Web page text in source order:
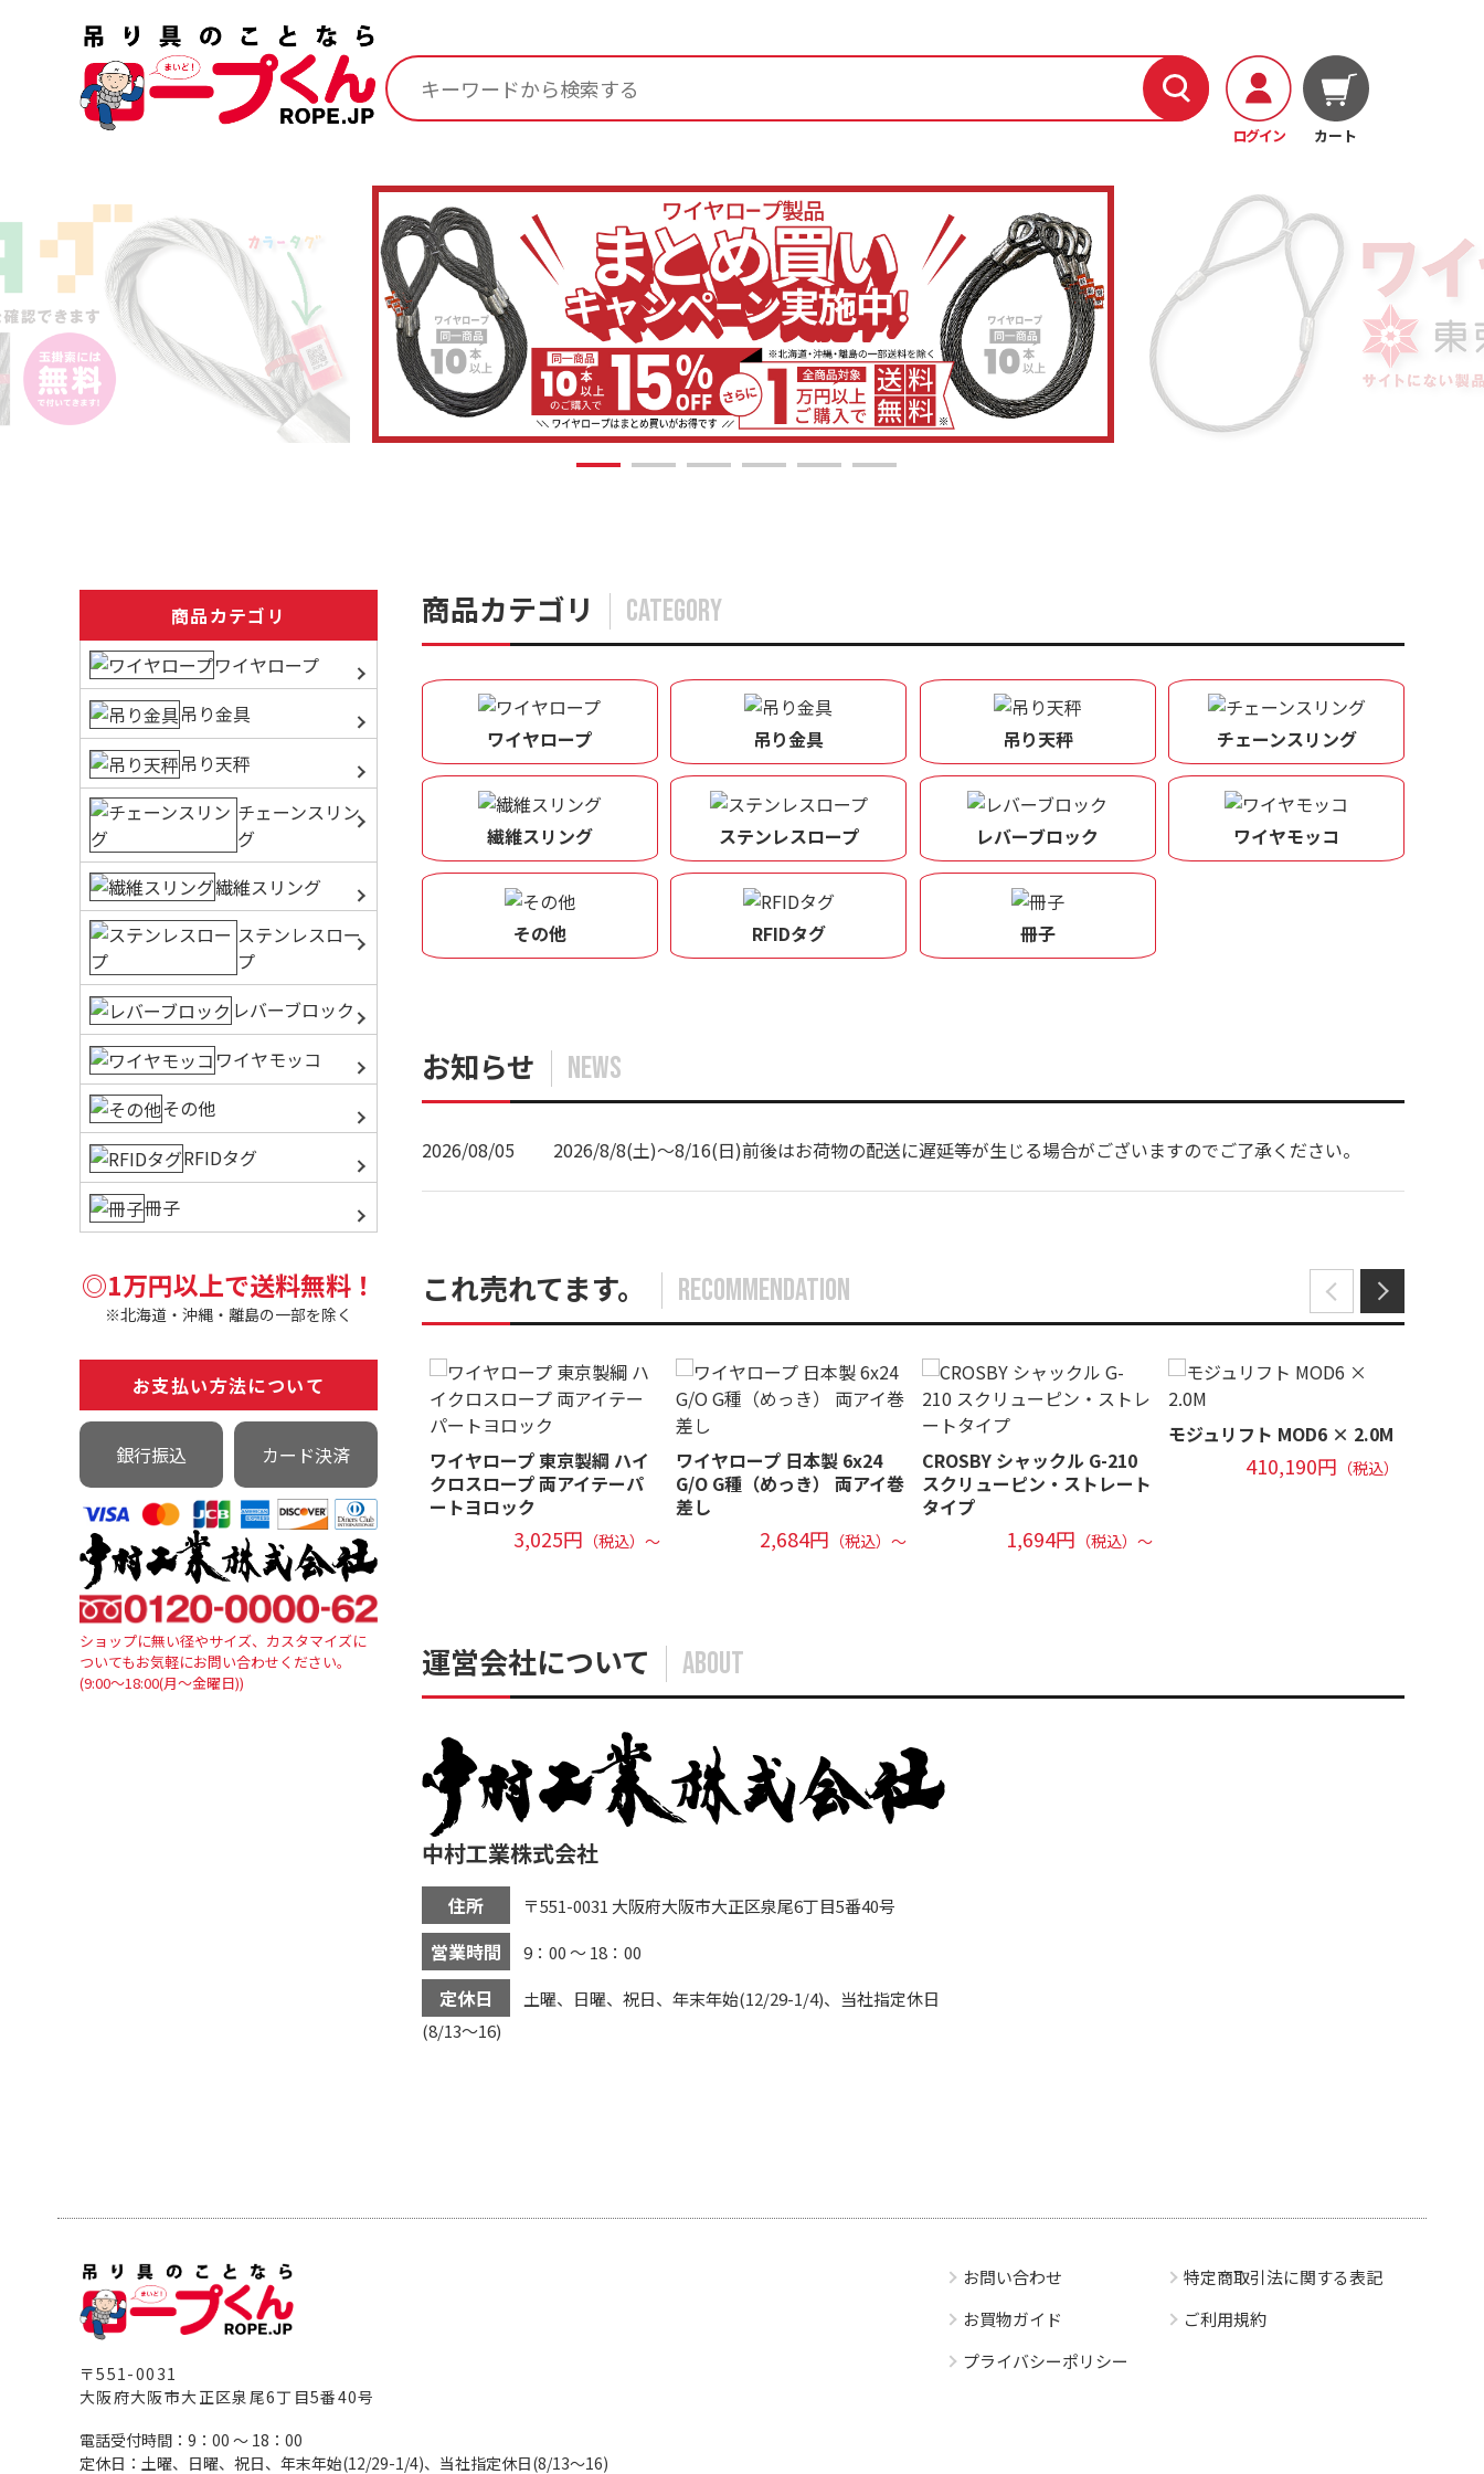
ログイン カート
商品カテゴリ CATEGORY
ワイヤロープ 吊り金具 吊り天秤 チェーンスリング
繊維スリング ステンレスロープ レバーブロック ワイヤモッコ
その他 RFIDタグ 冊子
お知らせ NEWS
2026/08/05 2026/8/8(土)～8/16(日)前後はお荷物の配送に遅延等が生じる場合がございますのでご了承ください。
これ売れてます。 RECOMMENDATION
ワイヤロープ 東京製綱 ハイ
クロスロープ 両アイテーパ
ートヨロック
3,025円 （税込）～
ワイヤロープ 日本製 6x24
G/O G種（めっき） 両アイ巻
差し
2,684円 （税込）～
CROSBY シャックル G-210
スクリューピン・ストレート
タイプ
1,694円 （税込）～
モジュリフト MOD6 × 2.0M
410,190円 （税込）
運営会社について ABOUT
中村工業株式会社
住所 〒551-0031 大阪府大阪市大正区泉尾6丁目5番40号
営業時間 9：00 ～ 18：00
定休日
土曜、日曜、祝日、年末年始(12/29-1/4)、当社指定休日
(8/13～16)
商品カテゴリ
ワイヤロープ
吊り金具
吊り天秤
チェーンスリン
グ
繊維スリング
ステンレスロー
プ
レバーブロック
ワイヤモッコ
その他
RFIDタグ
冊子
◎1万円以上で送料無料！
※北海道・沖縄・離島の一部を除く
お支払い方法について
銀行振込 カード決済
ショップに無い径やサイズ、カスタマイズに
ついてもお気軽にお問い合わせください。
(9:00～18:00(月～金曜日))
〒551-0031
大阪府大阪市大正区泉尾6丁目5番40号
電話受付時間：9：00 ～ 18：00
定休日：土曜、日曜、祝日、年末年始(12/29-1/4)、当社指定休日(8/13～16)
お問い合わせ
お買物ガイド
プライバシーポリシー
特定商取引法に関する表記
ご利用規約